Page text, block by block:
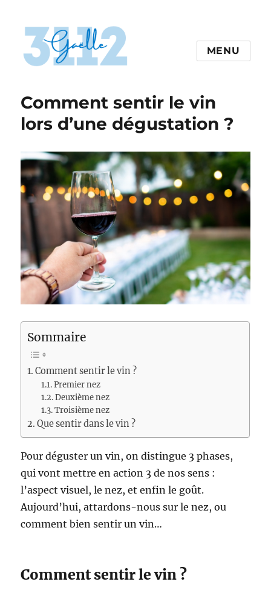
MENU
Comment sentir le vin
lors d’une dégustation ?
Sommaire
Comment sentir le vin ?
Premier nez
Deuxième nez
Troisième nez
Que sentir dans le vin ?
Pour déguster un vin, on distingue 3 phases,
qui vont mettre en action 3 de nos sens :
l’aspect visuel, le nez, et enfin le goût.
Aujourd’hui, attardons-nous sur le nez, ou
comment bien sentir un vin…
Comment sentir le vin ?